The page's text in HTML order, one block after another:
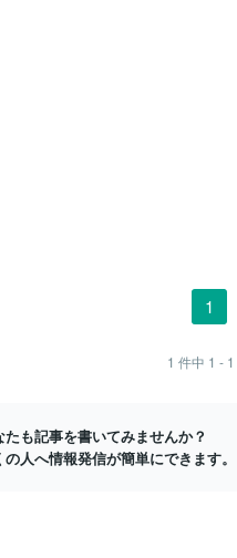
1
1 件中 1 - 1
たも記事を書いてみませんか？
の人へ情報発信が簡単にできます。